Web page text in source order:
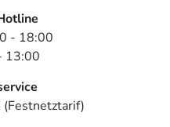
- 18:00
13:00